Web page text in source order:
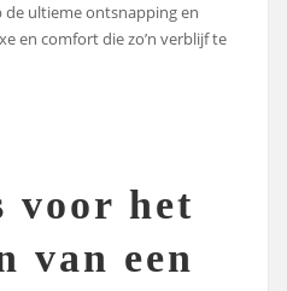
de ultieme ontsnapping en
en comfort die zo’n verblijf te
voor het
van een